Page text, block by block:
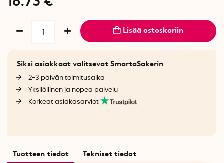
Lisää ostoskoriin
Siksi asiakkaat valitsevat SmartaSakerin
2-3 päivän toimitusaika
Yksilöllinen ja nopea palvelu
Korkeat asiakasarviot
Tuotteen tiedot Tekniset tiedot